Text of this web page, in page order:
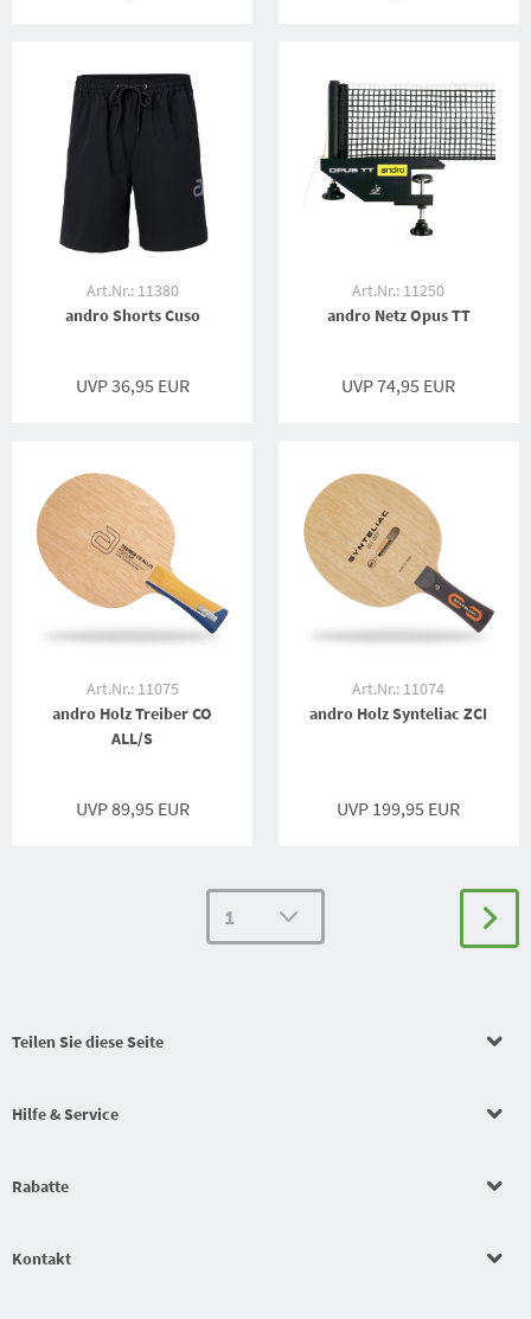
Art.Nr.: 11380
andro Shorts Cuso
UVP 36,95 EUR
Art.Nr.: 11250
andro Netz Opus TT
UVP 74,95 EUR
Art.Nr.: 11075
andro Holz Treiber CO
ALL/S
UVP 89,95 EUR
Art.Nr.: 11074
andro Holz Synteliac ZCI
UVP 199,95 EUR
Teilen Sie diese Seite
Hilfe & Service
Rabatte
Kontakt